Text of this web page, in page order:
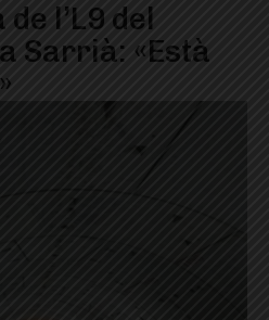
l’L9 del
Sarrià: «Està